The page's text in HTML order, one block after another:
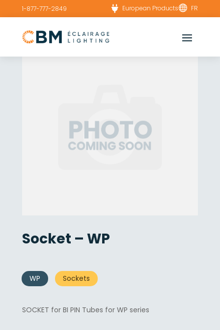
1-877-777-2849  European Products FR
Socket – WP
WP Sockets
SOCKET for BI PIN Tubes for WP series